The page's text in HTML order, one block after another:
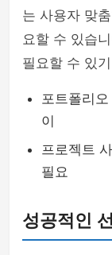
는 사용자 맞
요할 수 있습
필요할 수 있
포트폴리
이
프로젝트
필요
성공적인